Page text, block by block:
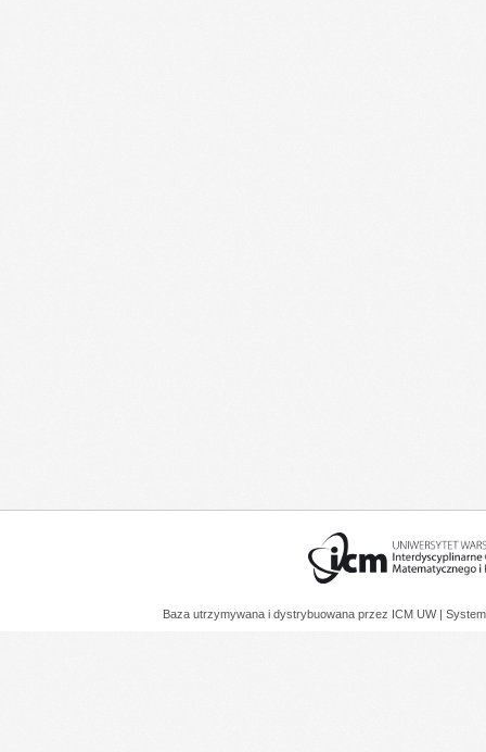
Baza utrzymywana i dystrybuowana przez ICM UW |